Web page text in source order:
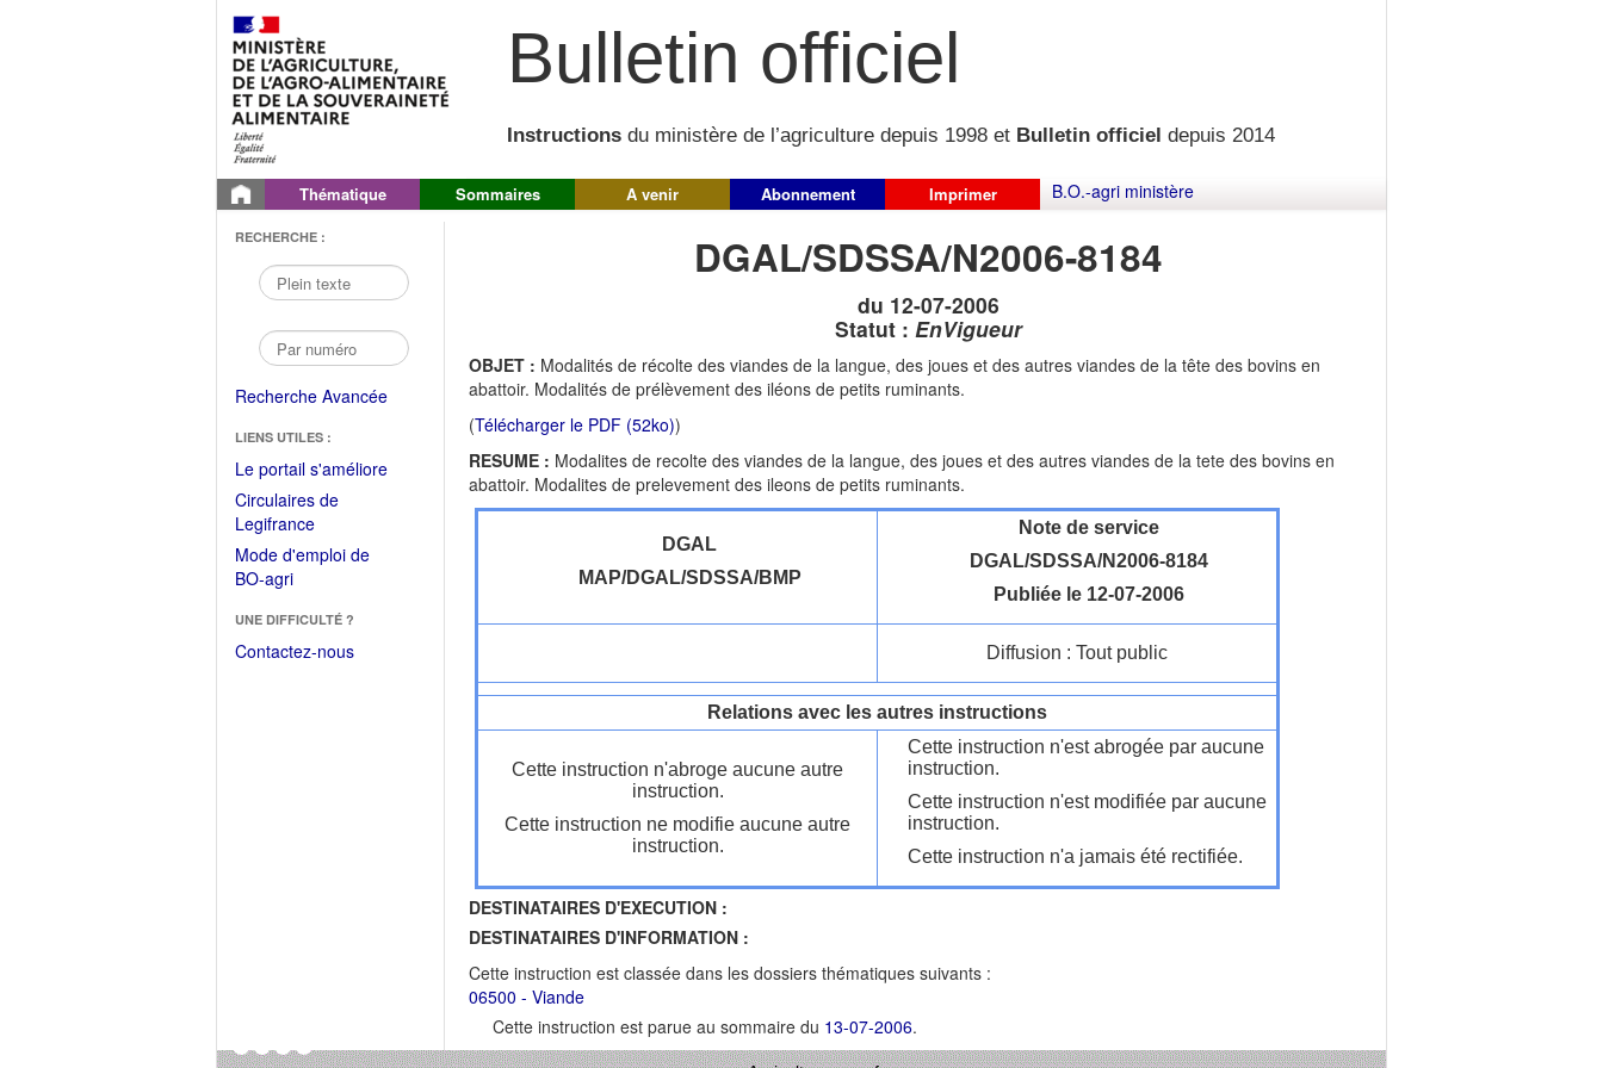
Bulletin officiel
Instructions du ministère de l’agriculture depuis 1998 et Bulletin officiel depuis 2014
Thématique Sommaires A venir Abonnement Imprimer B.O.-agri ministère
RECHERCHE :
Recherche Avancée
LIENS UTILES :
Le portail s'améliore(Fichier
Circulaires de
Legifrance(Ouvrir
dans
une
fenêtre)
Mode d'emploi de
BO-agri(Ouvrir
une
nouvelle
UNE DIFFICULTÉ ?
Contactez-nous
DGAL/SDSSA/N2006-8184
du 12-07-2006
Statut : EnVigueur
OBJET : Modalités de récolte des viandes de la langue, des joues et des autres viandes de la tête des bovins en
abattoir. Modalités de prélèvement des iléons de petits ruminants.
(Télécharger le PDF (52ko))
RESUME : Modalites de recolte des viandes de la langue, des joues et des autres viandes de la tete des bovins en
abattoir. Modalites de prelevement des ileons de petits ruminants.
DGAL
MAP/DGAL/SDSSA/BMP
Note de service
DGAL/SDSSA/N2006-8184
Publiée le 12-07-2006
Diffusion : Tout public
Relations avec les autres instructions
Cette instruction n'abroge aucune autre
instruction.
Cette instruction ne modifie aucune autre
instruction.
Cette instruction n'est abrogée par aucune
instruction.
Cette instruction n'est modifiée par aucune
instruction.
Cette instruction n'a jamais été rectifiée.
DESTINATAIRES D'EXECUTION :
DESTINATAIRES D'INFORMATION :
Cette instruction est classée dans les dossiers thématiques suivants :
06500 - Viande
Cette instruction est parue au sommaire du 13-07-2006.